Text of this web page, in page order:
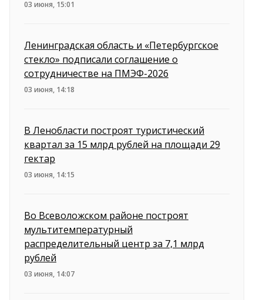
03 июня, 15:01
Ленинградская область и «Петербургское
стекло» подписали соглашение о
сотрудничестве на ПМЭФ-2026
03 июня, 14:18
В Ленобласти построят туристический
квартал за 15 млрд рублей на площади 29
гектар
03 июня, 14:15
Во Всеволожском районе построят
мультитемпературный
распределительный центр за 7,1 млрд
рублей
03 июня, 14:07